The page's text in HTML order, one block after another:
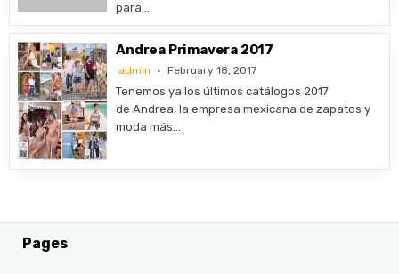
para…
Andrea Primavera 2017
admin February 18, 2017
Tenemos ya los últimos catálogos 2017
de Andrea, la empresa mexicana de zapatos y
moda más…
Pages